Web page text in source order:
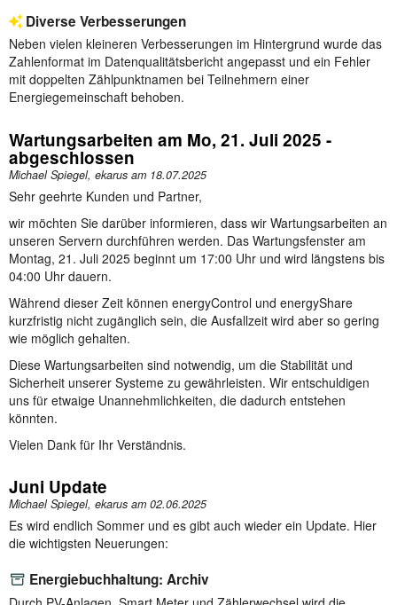
Diverse Verbesserungen
Neben vielen kleineren Verbesserungen im Hintergrund wurde das
Zahlenformat im Datenqualitätsbericht angepasst und ein Fehler
mit doppelten Zählpunktnamen bei Teilnehmern einer
Energiegemeinschaft behoben.
Wartungsarbeiten am Mo, 21. Juli 2025 -
abgeschlossen
Michael Spiegel, ekarus am 18.07.2025
Sehr geehrte Kunden und Partner,
wir möchten Sie darüber informieren, dass wir Wartungsarbeiten an
unseren Servern durchführen werden. Das Wartungsfenster am
Montag, 21. Juli 2025 beginnt um 17:00 Uhr und wird längstens bis
04:00 Uhr dauern.
Während dieser Zeit können energyControl und energyShare
kurzfristig nicht zugänglich sein, die Ausfallzeit wird aber so gering
wie möglich gehalten.
Diese Wartungsarbeiten sind notwendig, um die Stabilität und
Sicherheit unserer Systeme zu gewährleisten. Wir entschuldigen
uns für etwaige Unannehmlichkeiten, die dadurch entstehen
könnten.
Vielen Dank für Ihr Verständnis.
Juni Update
Michael Spiegel, ekarus am 02.06.2025
Es wird endlich Sommer und es gibt auch wieder ein Update. Hier
die wichtigsten Neuerungen:
Energiebuchhaltung: Archiv